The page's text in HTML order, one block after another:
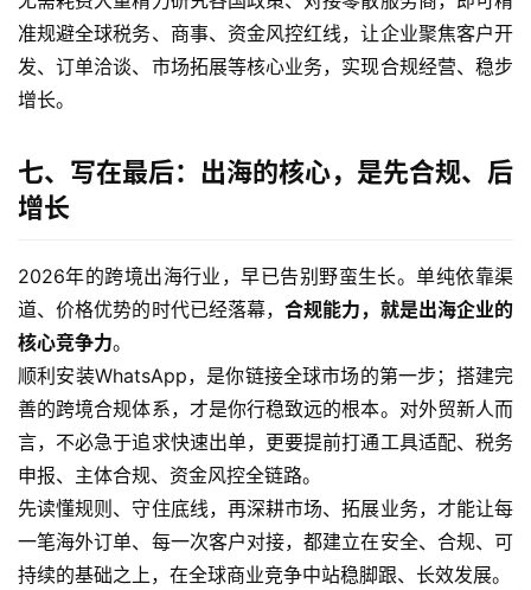
准规避全球税务、商事、资金风控红线，让企业聚焦客户开
发、订单洽谈、市场拓展等核心业务，实现合规经营、稳步
增长。
七、写在最后：出海的核心，是先合规、后
增长
2026年的跨境出海行业，早已告别野蛮生长。单纯依靠渠
道、价格优势的时代已经落幕，合规能力，就是出海企业的
核心竞争力。
顺利安装WhatsApp，是你链接全球市场的第一步；搭建完
善的跨境合规体系，才是你行稳致远的根本。对外贸新人而
言，不必急于追求快速出单，更要提前打通工具适配、税务
申报、主体合规、资金风控全链路。
先读懂规则、守住底线，再深耕市场、拓展业务，才能让每
一笔海外订单、每一次客户对接，都建立在安全、合规、可
持续的基础之上，在全球商业竞争中站稳脚跟、长效发展。